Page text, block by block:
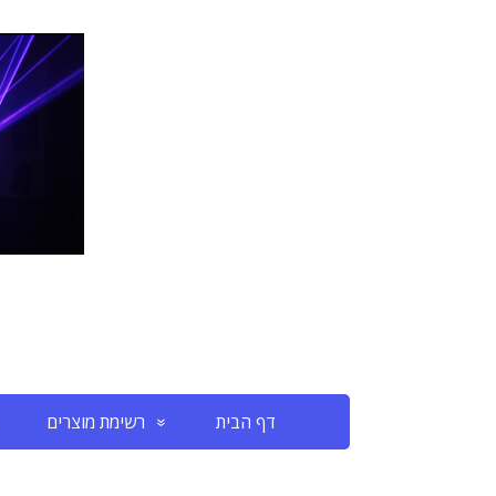
רשימת מוצרים דף הבית